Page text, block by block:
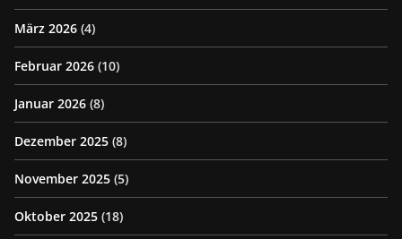
März 2026 (4)
Februar 2026 (10)
Januar 2026 (8)
Dezember 2025 (8)
November 2025 (5)
Oktober 2025 (18)